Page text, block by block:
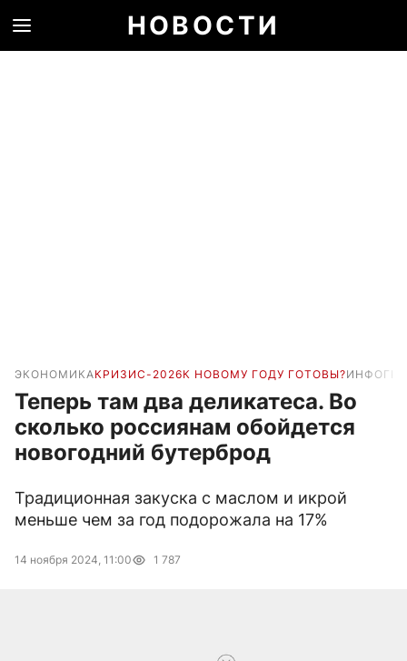
НОВОСТИ
ЭКОНОМИКАКРИЗИС-2026К НОВОМУ ГОДУ ГОТОВЫ?
Теперь там два деликатеса. Во
сколько россиянам обойдется
новогодний бутерброд
Традиционная закуска с маслом и икрой
меньше чем за год подорожала на 17%
14 ноября 2024, 11:00 1 787